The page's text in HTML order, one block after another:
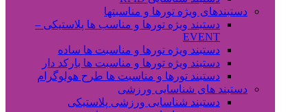
دستبندهای ویژه تورها و مناسبتها
دستبند ویژه تورها و مناسب ها پلاستیکی –
EVENT
دستبند ویژه تورها و مناسبت ها ساده
دستبند ویژه تورها و مناسبت ها بارکد دار
دستبند تورها و مناسبت ها طرح هولوگرام
دستبند های شناسایی ورزشی
دستبند شناسایی ورزشی پلاستیکی